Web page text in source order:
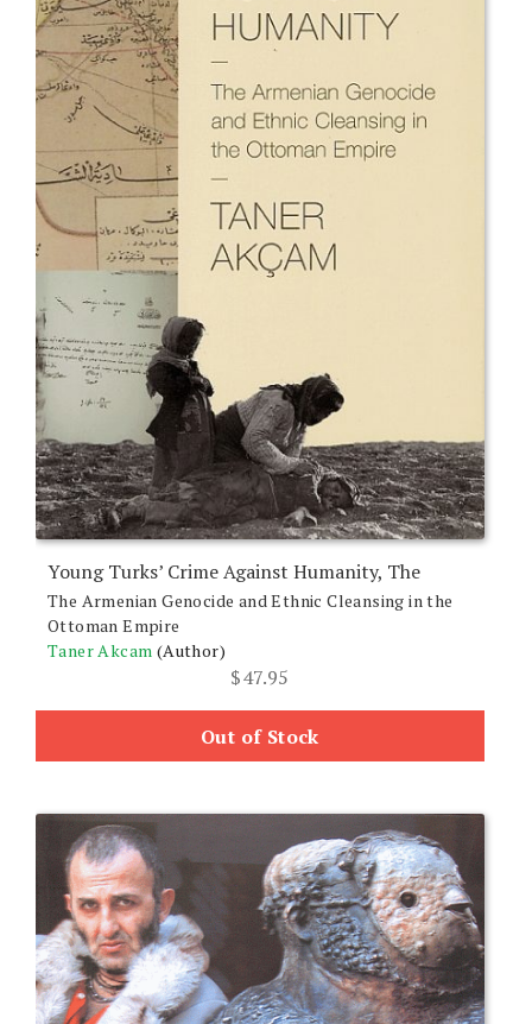
Young Turks’ Crime Against Humanity, The
The Armenian Genocide and Ethnic Cleansing in the
Ottoman Empire
Taner Akcam (Author)
$47.95
Out of Stock